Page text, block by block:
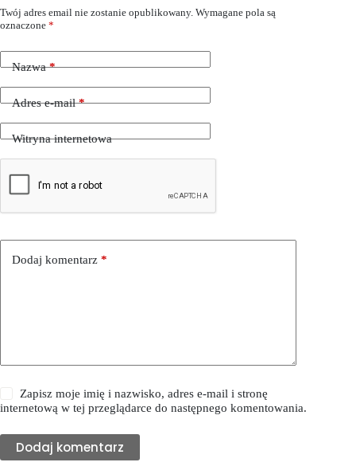
Twój adres email nie zostanie opublikowany. Wymagane pola są
oznaczone *
Nazwa*
Adres e-mail*
Witryna internetowa
Dodaj komentarz *
Zapisz moje imię i nazwisko, adres e-mail i stronę
internetową w tej przeglądarce do następnego komentowania.
Dodaj komentarz